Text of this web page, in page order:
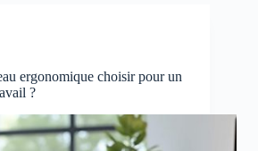
ergonomique choisir pour un
?